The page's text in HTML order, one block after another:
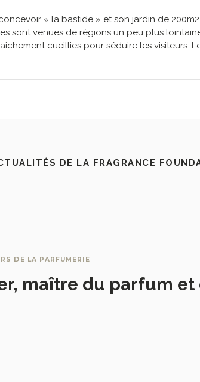
« la bastide » et son jardin de
sont venues de régions un peu plus
cueillies pour séduire les visiteurs.
DE LA FRAGRANCE
DE LA PARFUMERIE
maître du parfum et